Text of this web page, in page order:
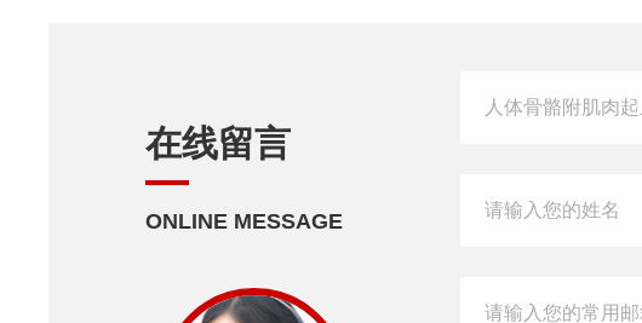
在线留言
ONLINE MESSAGE